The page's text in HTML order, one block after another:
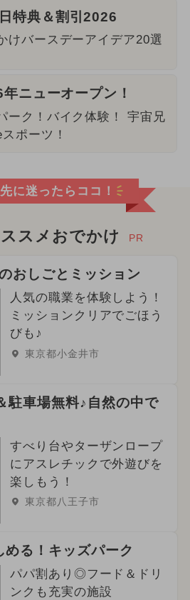
特典＆割引2026
けバースデーアイデア20選
ニューオープン！
ーク！バイク体験！ 宇宙兄
ポーツ！
に迷ったらココ！
スメおでかけ PR
おしごとミッション
人気の職業を体験しよう！
ミッションクリアでごほう
びも♪
東京都小金井市
駐車場無料♪自然の中で
すべり台やターザンロープ
にアスレチックで外遊びを
楽しもう！
東京都八王子市
る！キッズパーク
パパ割あり◎フード＆ドリ
ンクも充実の施設